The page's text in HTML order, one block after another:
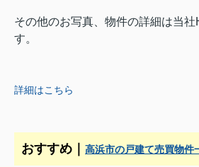
その他のお写真、物件の詳細は当社
す。
詳細はこちら
おすすめ｜ 高浜市の戸建て売買物件